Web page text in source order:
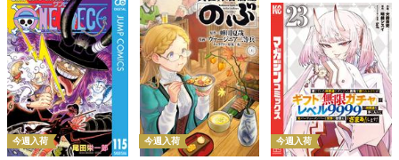
今週入荷 今週入荷 今週入荷